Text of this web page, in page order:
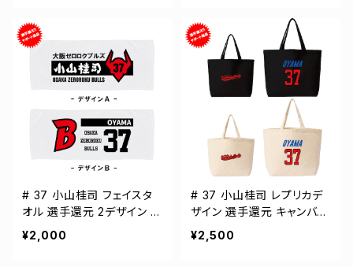
# 37 小山桂司 フェイスタ
オル 選手還元 2デザイン F
T0144
¥2,000
# 37 小山桂司 レプリカデ
ザイン 選手還元 キャンバス
トートバッグ 2カラー MLサ
イズ 000778
¥2,500